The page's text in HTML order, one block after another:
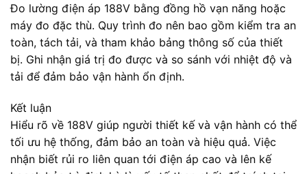
Đo lường điện áp 188V bằng đồng hồ vạn năng hoặc
máy đo đặc thù. Quy trình đo nên bao gồm kiểm tra an
toàn, tách tải, và tham khảo bảng thông số của thiết
bị. Ghi nhận giá trị đo được và so sánh với nhiệt độ và
tải để đảm bảo vận hành ổn định.
Kết luận
Hiểu rõ về 188V giúp người thiết kế và vận hành có thể
tối ưu hệ thống, đảm bảo an toàn và hiệu quả. Việc
nhận biết rủi ro liên quan tới điện áp cao và lên kế